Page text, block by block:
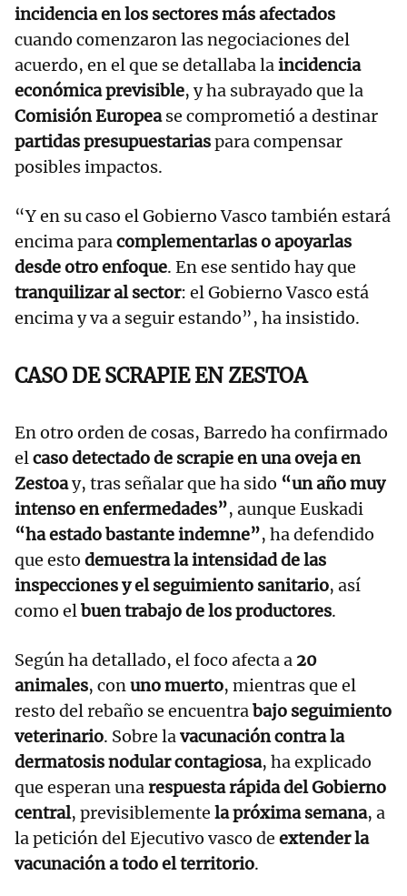
incidencia en los sectores más afectados
cuando comenzaron las negociaciones del
acuerdo, en el que se detallaba laincidencia
económica previsible, y ha subrayado que la
Comisión Europease comprometió a destinar
partidas presupuestariaspara compensar
posibles impactos.
“Y en su caso el Gobierno Vasco también estará
encima paracomplementarlas o apoyarlas
desde otro enfoque. En ese sentido hay que
tranquilizar al sector: el Gobierno Vasco está
encima y va a seguir estando”, ha insistido.
CASO DE SCRAPIE EN ZESTOA
En otro orden de cosas, Barredo ha confirmado
elcaso detectado de scrapie en una oveja en
Zestoay, tras señalar que ha sido “un año muy
intenso en enfermedades”, aunque Euskadi
“ha estado bastante indemne”, ha defendido
que esto demuestra la intensidad de las
inspecciones y el seguimiento sanitario, así
como elbuen trabajo de los productores.
Según ha detallado, el foco afecta a 20
animales, conuno muerto, mientras que el
resto del rebaño se encuentrabajo seguimiento
veterinario. Sobre lavacunación contra la
dermatosis nodular contagiosa, ha explicado
que esperan unarespuesta rápida del Gobierno
central, previsiblemente la próxima semana, a
la petición del Ejecutivo vasco de extender la
vacunación a todo el territorio.